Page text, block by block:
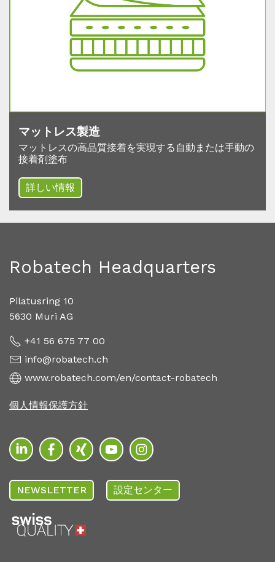
マットレス製造
マットレスの高品質接着を実現する自動または手動の
接着剤塗布
詳しい情報
Robatech Headquarters
Pilatusring 10
5630 Muri AG
+41 56 675 77 00
info@robatech.ch
www.robatech.com/en/contact-robatech
個人情報保護方針
NEWSLETTER 設定センター